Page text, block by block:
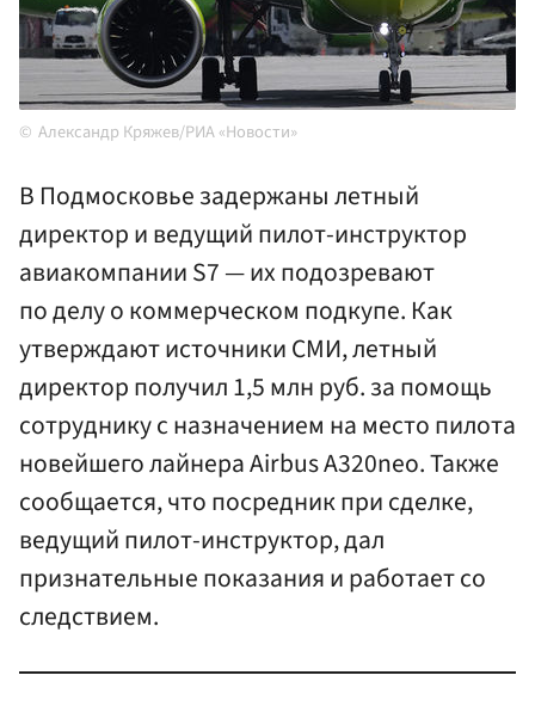
Александр Кряжев/РИА «Новости»
В Подмосковье задержаны летный
директор и ведущий пилот-инструктор
авиакомпании S7 — их подозревают
по делу о коммерческом подкупе. Как
утверждают источники СМИ, летный
директор получил 1,5 млн руб. за помощь
сотруднику с назначением на место пилота
новейшего лайнера Airbus А320neo. Также
сообщается, что посредник при сделке,
ведущий пилот-инструктор, дал
признательные показания и работает со
следствием.